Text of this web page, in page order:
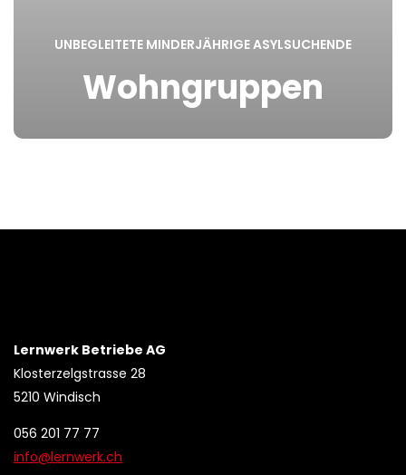
UNBEGLEITETE MINDERJÄHRIGE ASYLSUCHENDE
Wohngruppen
Lernwerk Betriebe AG
Klosterzelgstrasse 28
5210 Windisch
056 201 77 77
info@lernwerk.ch